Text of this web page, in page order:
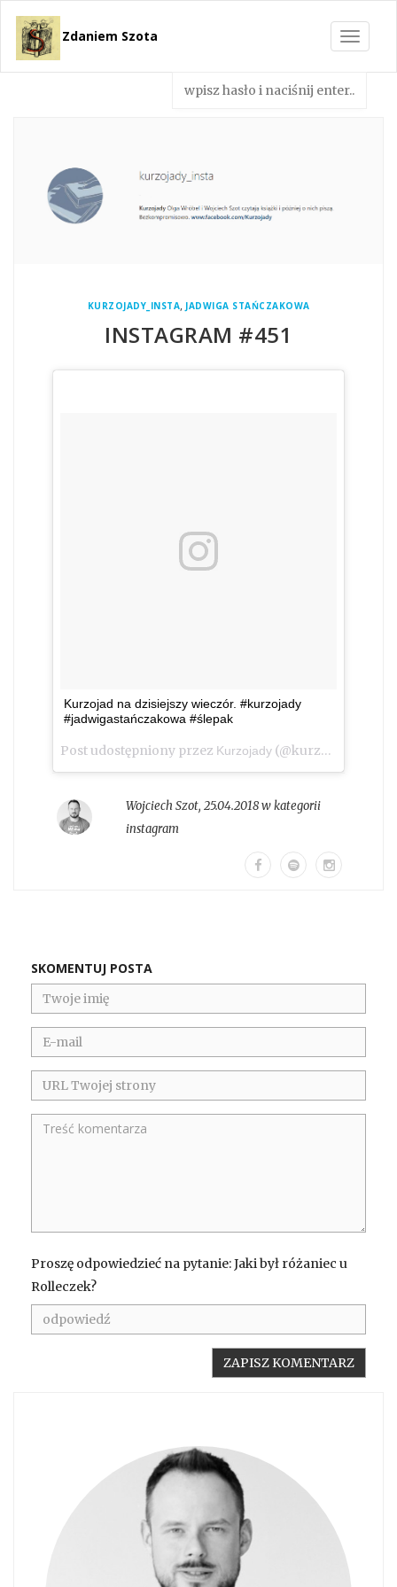
Toggle
Zdaniem Szota
KURZOJADY_INSTA, JADWIGA STAŃCZAKOWA
INSTAGRAM #451
Kurzojad na dzisiejszy wieczór. #kurzojady
#jadwigastańczakowa #ślepak
Post udostępniony przez Kurzojady (@kurzojady_insta)
Wojciech Szot, 25.04.2018 w kategorii
instagram
SKOMENTUJ POSTA
Proszę odpowiedzieć na pytanie: Jaki był różaniec u
Rolleczek?